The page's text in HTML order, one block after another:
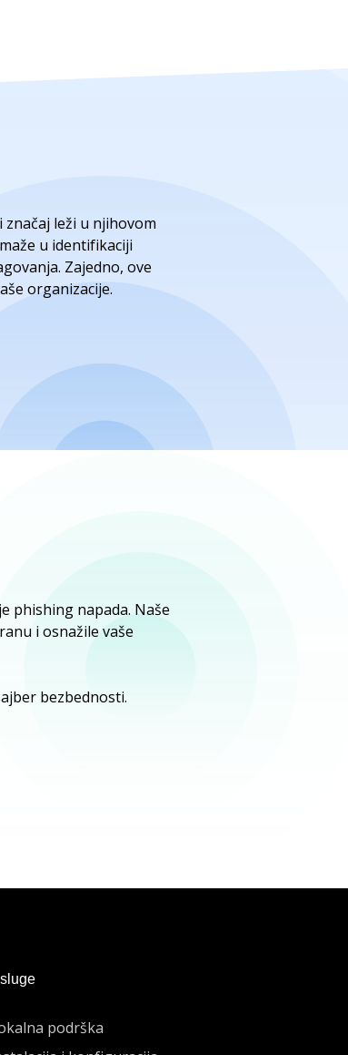
leži u njihovom
u identifikaciji
Zajedno, ove
organizacije.
phishing napada. Naše
i osnažile vaše
bezbednosti.
podrška